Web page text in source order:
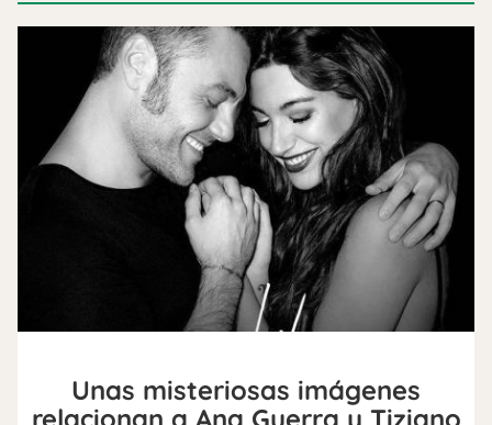
Unas misteriosas imágenes
relacionan a Ana Guerra y Tiziano